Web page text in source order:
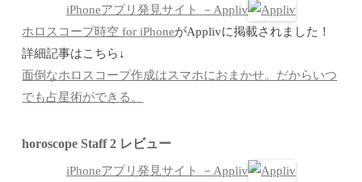
iPhoneアプリ発見サイト －Appliv
ホロスコープ時空 for iPhoneがApplivに掲載されました！
詳細記事はこちら↓
面倒なホロスコープ作成はスマホにおまかせ。だからいつ
でも占星術ができる。
horoscope Staff 2 レビュー
iPhoneアプリ発見サイト －Appliv